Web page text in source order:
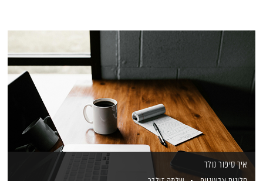
איך סיפור נולד